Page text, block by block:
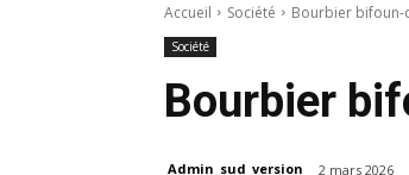
Accueil Société Bourbier bifoun-
Société
Bourbier
Admin_sud_version 2 mars 2026